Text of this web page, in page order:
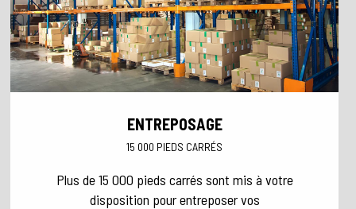
ENTREPOSAGE
15 000 PIEDS CARRÉS
Plus de 15 000 pieds carrés sont mis à votre
disposition pour entreposer vos